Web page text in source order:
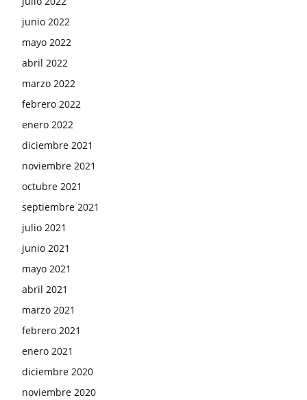
junio 2022
mayo 2022
abril 2022
marzo 2022
febrero 2022
enero 2022
diciembre 2021
noviembre 2021
octubre 2021
septiembre 2021
julio 2021
junio 2021
mayo 2021
abril 2021
marzo 2021
febrero 2021
enero 2021
diciembre 2020
noviembre 2020